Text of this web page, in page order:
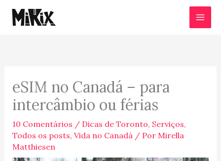
para
eSIM no Canadá – para
intercâmbio ou férias
10 Comentários / Dicas de Toronto, Serviços,
Todos os posts, Vida no Canadá/ Por Mirella
Matthiesen